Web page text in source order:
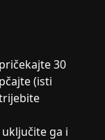
30
(isti
ga i